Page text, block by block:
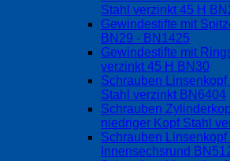
Stahl verzinkt 45 H
Gewindestifte mit
BN29 - BN1425
Gewindestifte mit
verzinkt 45 H BN30
Schrauben
Stahl verzinkt BN6404
Schrauben
niedriger Kopf Stahl
Schrauben Linsenkopf
Innensechsrund